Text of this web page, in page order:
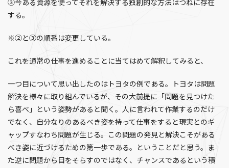
③今ある資源を使ってそれを解決する独創的な方法はつねに存在
する。
※②と③の順番は変更している。
これを通常の仕事を進めることに当てはめて解釈してみると、
一つ目について思い出したのはトヨタの例である。トヨタは問題
解決を様々に取り組んでいるが、その大前提に「問題を見つけた
ら喜べ」という姿勢があると聞く。人に言われて作業するのだけ
でなく、自分なりのあるべき姿を持って仕事をすると現実とのギ
ャップすなわち問題が生じる。この問題の発見と解決こそがある
べき姿に近づけるための第一歩である。ということだと思う。ま
た逆に問題から目をそらすのではなく、チャンスであるという積